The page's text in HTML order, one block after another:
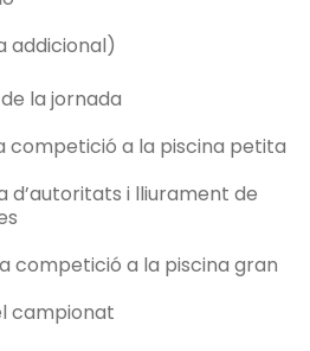
addicional)
la jornada
competició a la piscina petita
d’autoritats i lliurament de
competició a la piscina gran
campionat